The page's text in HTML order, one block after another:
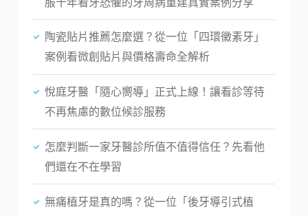
陶瓷貼片推薦怎麼選？從一位「四環黴素牙」
案例看微創貼片與價格壽命全解析
悅庭牙醫「隨心嚮導」正式上線！讓看診等待
不再焦慮的數位候診服務
怎麼判斷一家牙醫診所值不值得信任？先看他
們還在不在學習
無痛植牙是真的嗎？從一位「後牙導引式植